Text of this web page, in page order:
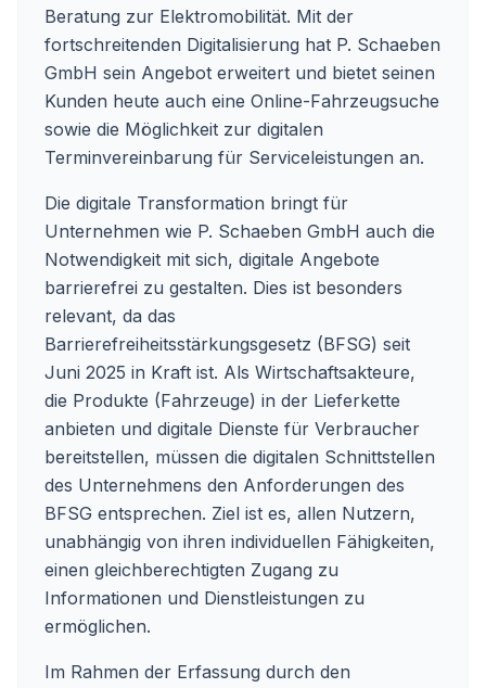
Beratung zur Elektromobilität. Mit der
fortschreitenden Digitalisierung hat P. Schaeben
GmbH sein Angebot erweitert und bietet seinen
Kunden heute auch eine Online-Fahrzeugsuche
sowie die Möglichkeit zur digitalen
Terminvereinbarung für Serviceleistungen an.
Die digitale Transformation bringt für
Unternehmen wie P. Schaeben GmbH auch die
Notwendigkeit mit sich, digitale Angebote
barrierefrei zu gestalten. Dies ist besonders
relevant, da das
Barrierefreiheitsstärkungsgesetz (BFSG) seit
Juni 2025 in Kraft ist. Als Wirtschaftsakteure,
die Produkte (Fahrzeuge) in der Lieferkette
anbieten und digitale Dienste für Verbraucher
bereitstellen, müssen die digitalen Schnittstellen
des Unternehmens den Anforderungen des
BFSG entsprechen. Ziel ist es, allen Nutzern,
unabhängig von ihren individuellen Fähigkeiten,
einen gleichberechtigten Zugang zu
Informationen und Dienstleistungen zu
ermöglichen.
Im Rahmen der Erfassung durch den